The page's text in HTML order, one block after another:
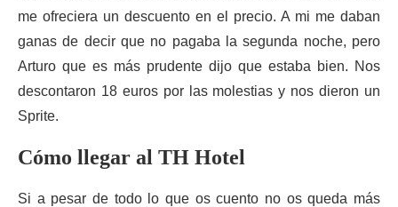
me ofreciera un descuento en el precio. A mi me daban
ganas de decir que no pagaba la segunda noche, pero
Arturo que es más prudente dijo que estaba bien. Nos
descontaron 18 euros por las molestias y nos dieron un
Sprite.
Cómo llegar al TH Hotel
Si a pesar de todo lo que os cuento no os queda más